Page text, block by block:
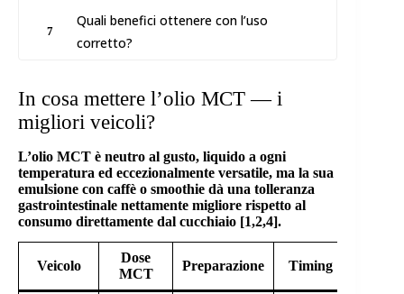
7
Quali benefici ottenere con l’uso
corretto?
In cosa mettere l’olio MCT — i
migliori veicoli?
L’olio MCT è neutro al gusto, liquido a ogni
temperatura ed eccezionalmente versatile, ma la sua
emulsione con caffè o smoothie dà una tolleranza
gastrointestinale nettamente migliore rispetto al
consumo direttamente dal cucchiaio [1,2,4].
Veicolo
Dose
MCT
Preparazione Timing